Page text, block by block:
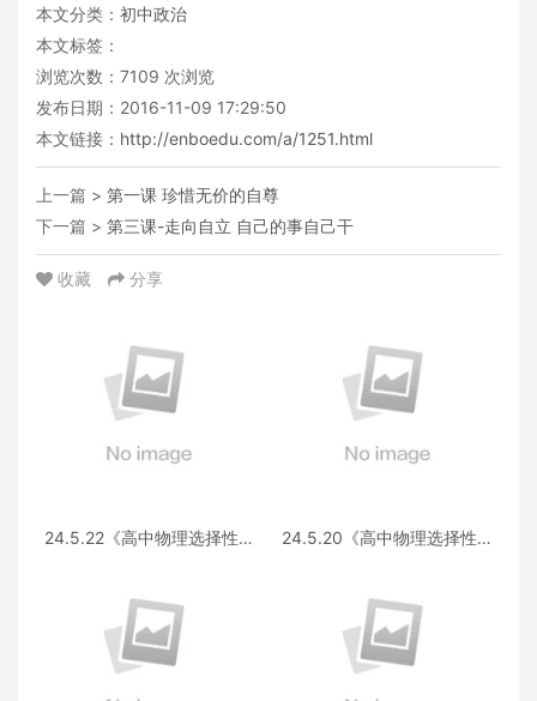
本文分类： 初中政治
本文标签：
浏览次数： 7109 次浏览
发布日期：2016-11-09 17:29:50
本文链接： http://enboedu.com/a/1251.html
上一篇 > 第一课 珍惜无价的自尊
下一篇 > 第三课-走向自立 自己的事自己干
收藏 分享
24.5.22《高中物理选择性必
24.5.20《高中物理选择性必